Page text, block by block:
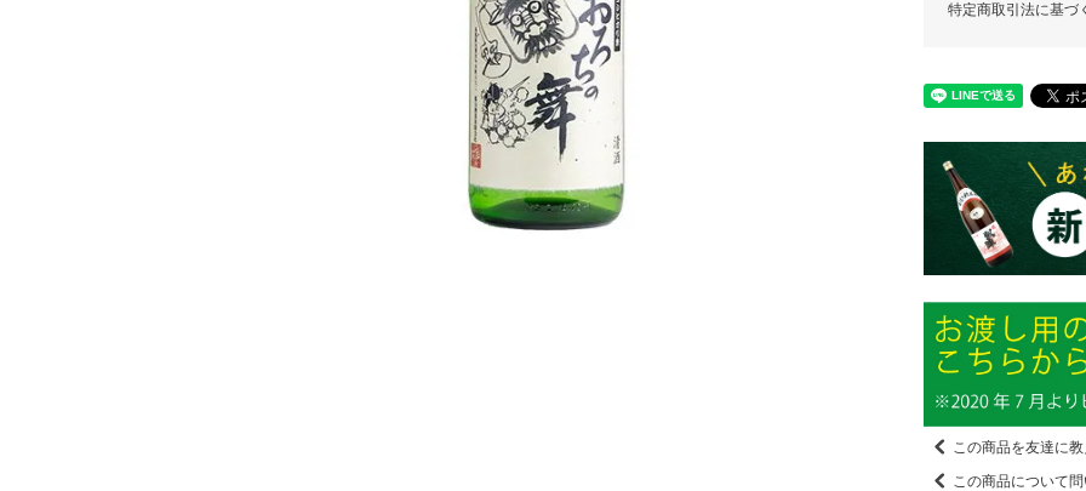
特定商取引法に基づ
この商品を友達に
この商品について